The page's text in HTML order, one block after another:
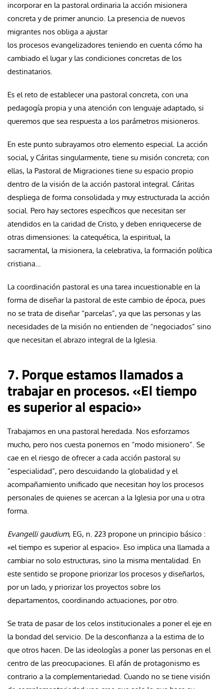
incorporar en la pastoral ordinaria la acción misionera
concreta y de primer anuncio. La presencia de nuevos
migrantes nos obliga a ajustar
los procesos evangelizadores teniendo en cuenta cómo ha
cambiado el lugar y las condiciones concretas de los
destinatarios.
Es el reto de establecer una pastoral concreta, con una
pedagogía propia y una atención con lenguaje adaptado, si
queremos que sea respuesta a los parámetros misioneros.
En este punto subrayamos otro elemento especial. La acción
social, y Cáritas singularmente, tiene su misión concreta; con
ellas, la Pastoral de Migraciones tiene su espacio propio
dentro de la visión de la acción pastoral integral. Cáritas
despliega de forma consolidada y muy estructurada la acción
social. Pero hay sectores específicos que necesitan ser
atendidos en la caridad de Cristo, y deben enriquecerse de
otras dimensiones: la catequética, la espiritual, la
sacramental, la misionera, la celebrativa, la formación política
cristiana…
La coordinación pastoral es una tarea incuestionable en la
forma de diseñar la pastoral de este cambio de época, pues
no se trata de diseñar “parcelas”, ya que las personas y las
necesidades de la misión no entienden de “negociados” sino
que necesitan el abrazo integral de la Iglesia.
7. Porque estamos llamados a
trabajar en procesos. «El tiempo
es superior al espacio»
Trabajamos en una pastoral heredada. Nos esforzamos
mucho, pero nos cuesta ponernos en “modo misionero”. Se
cae en el riesgo de ofrecer a cada acción pastoral su
“especialidad”, pero descuidando la globalidad y el
acompañamiento unificado que necesitan hoy los procesos
personales de quienes se acercan a la Iglesia por una u otra
forma.
Evangelli gaudium, EG, n. 223 propone un principio básico :
«el tiempo es superior al espacio». Eso implica una llamada a
cambiar no solo estructuras, sino la misma mentalidad. En
este sentido se propone priorizar los procesos y diseñarlos,
por un lado, y priorizar los proyectos sobre los
departamentos, coordinando actuaciones, por otro.
Se trata de pasar de los celos institucionales a poner el eje en
la bondad del servicio. De la desconfianza a la estima de lo
que otros hacen. De las ideologías a poner las personas en el
centro de las preocupaciones. El afán de protagonismo es
contrario a la complementariedad. Cuando no se tiene visión